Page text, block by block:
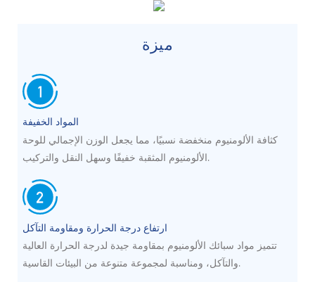
ميزة
المواد الخفيفة
كثافة الألومنيوم منخفضة نسبيًا، مما يجعل الوزن الإجمالي للوحة
الألومنيوم المثقبة خفيفًا وسهل النقل والتركيب.
ارتفاع درجة الحرارة ومقاومة التآكل
تتميز مواد سبائك الألومنيوم بمقاومة جيدة لدرجة الحرارة العالية
والتآكل، ومناسبة لمجموعة متنوعة من البيئات القاسية.